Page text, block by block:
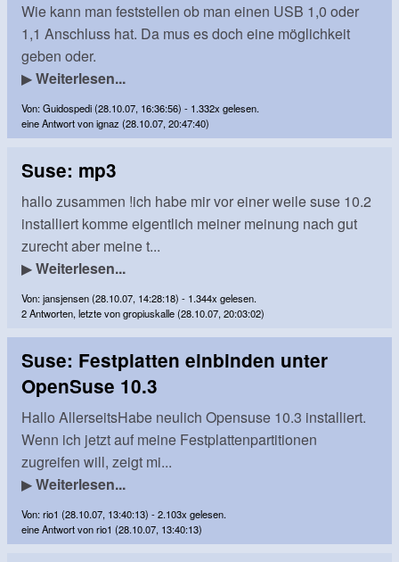
Wie kann man feststellen ob man einen USB 1,0 oder
1,1 Anschluss hat. Da mus es doch eine möglichkeit
geben oder.
▶Weiterlesen...
Von: Guidospedi (28.10.07, 16:36:56) - 1.332x gelesen.
eine Antwort von ignaz (28.10.07, 20:47:40)
Suse: mp3
hallo zusammen !ich habe mir vor einer weile suse 10.2
installiert komme eigentlich meiner meinung nach gut
zurecht aber meine t...
▶Weiterlesen...
Von: jansjensen (28.10.07, 14:28:18) - 1.344x gelesen.
2 Antworten, letzte von gropiuskalle (28.10.07, 20:03:02)
Suse: Festplatten einbinden unter
OpenSuse 10.3
Hallo AllerseitsHabe neulich Opensuse 10.3 installiert.
Wenn ich jetzt auf meine Festplattenpartitionen
zugreifen will, zeigt mi...
▶Weiterlesen...
Von: rio1 (28.10.07, 13:40:13) - 2.103x gelesen.
eine Antwort von rio1 (28.10.07, 13:40:13)